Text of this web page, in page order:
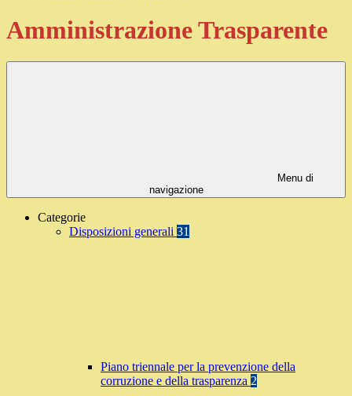
Amministrazione Trasparente
Menu di
navigazione
Categorie
Disposizioni generali 31
Piano triennale per la prevenzione della
corruzione e della trasparenza 2